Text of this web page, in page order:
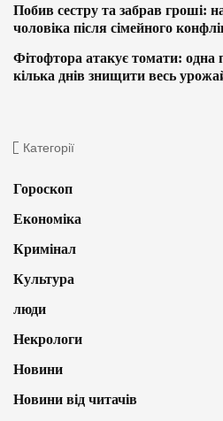
Побив сестру та забрав гроші:
чоловіка після сімейного
Фітофтора атакує томати: одна
кілька днів знищити весь
Категорії
Гороскоп
Економіка
Кримінал
Культура
люди
Некрологи
Новини
Новини від читачів